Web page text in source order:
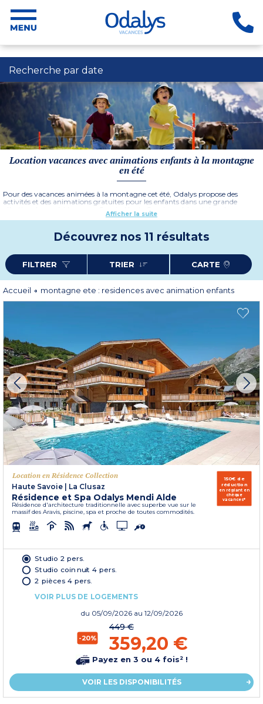
Recherche par date
Location vacances avec animations enfants à la montagne
en été
Pour des vacances animées à la montagne cet été, Odalys propose des
activités et des animations gratuites pour les enfants dans une grande
sélection de ses résidences en Savoie, Haute Savoie, en Isère et dans les
Pyrénées. 5 demi-journées par semaine durant lesquelles nos animateurs
culturelles, pour des vacances uniques à la montagne.
Afficher la suite
Découvrez nos 11 résultats
FILTRER TRIER CARTE
Accueil montagne ete : residences avec animation enfants
Location en Résidence Collection
Haute Savoie
La Clusaz
Résidence et Spa Odalys Mendi Alde
Résidence d'architecture traditionnelle avec superbe vue sur le
massif des Aravis, piscine, spa et proche de toutes commodités.
150€ de
réduction
en réglant en
chèque
vacances*
Studio 2 pers.
Studio coin nuit 4 pers.
2 pièces 4 pers.
VOIR PLUS DE LOGEMENTS
du 05/09/2026 au 12/09/2026
-20%
449 €
359,20 €
Payez en 3 ou 4 fois² !
VOIR LES DISPONIBILITÉS